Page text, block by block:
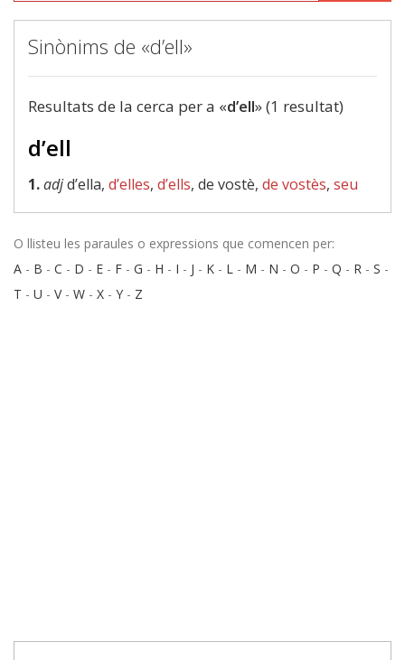
Sinònims de «d’ell»
Resultats de la cerca per a «d’ell» (1 resultat)
d’ell
1.adjd’ella, d’elles, d’ells, de vostè, de vostès, seu
O llisteu les paraules o expressions que comencen per:
A - B - C - D - E - F - G - H - I - J - K - L - M - N - O - P - Q - R - S -
T - U - V- W - X - Y - Z